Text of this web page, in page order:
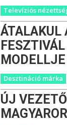
Televíziós
ÁTALAKUL
MODELLJE
Desztináció márka
ÚJ